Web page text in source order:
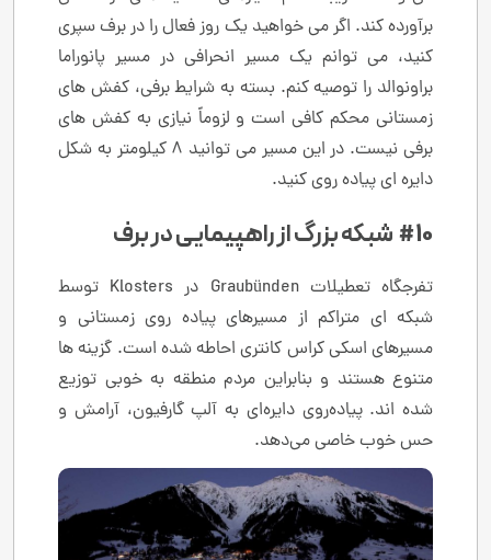
برآورده کند. اگر می خواهید یک روز فعال را در برف سپری
کنید، می توانم یک مسیر انحرافی در مسیر پانوراما
براونوالد را توصیه کنم. بسته به شرایط برفی، کفش های
زمستانی محکم کافی است و لزوماً نیازی به کفش های
برفی نیست. در این مسیر می توانید 8 کیلومتر به شکل
دایره ای پیاده روی کنید.
#10 شبکه بزرگ از راهپیمایی در برف
تفرجگاه تعطیلات Graubünden در Klosters توسط
شبکه ای متراکم از مسیرهای پیاده روی زمستانی و
مسیرهای اسکی کراس کانتری احاطه شده است. گزینه ها
متنوع هستند و بنابراین مردم منطقه به خوبی توزیع
شده اند. پیاده‌روی دایره‌ای به آلپ گارفیون، آرامش و
حس خوب خاصی می‌دهد.